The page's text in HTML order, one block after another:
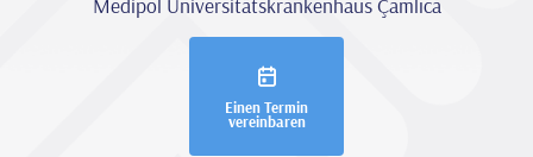
Einen Termin
vereinbaren